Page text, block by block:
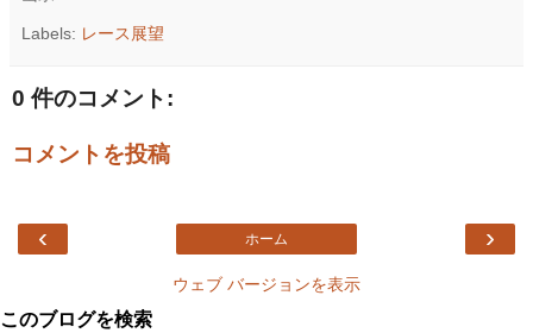
Labels: レース展望
0 件のコメント:
コメントを投稿
‹ ›
ホーム
ウェブ バージョンを表示
このブログを検索